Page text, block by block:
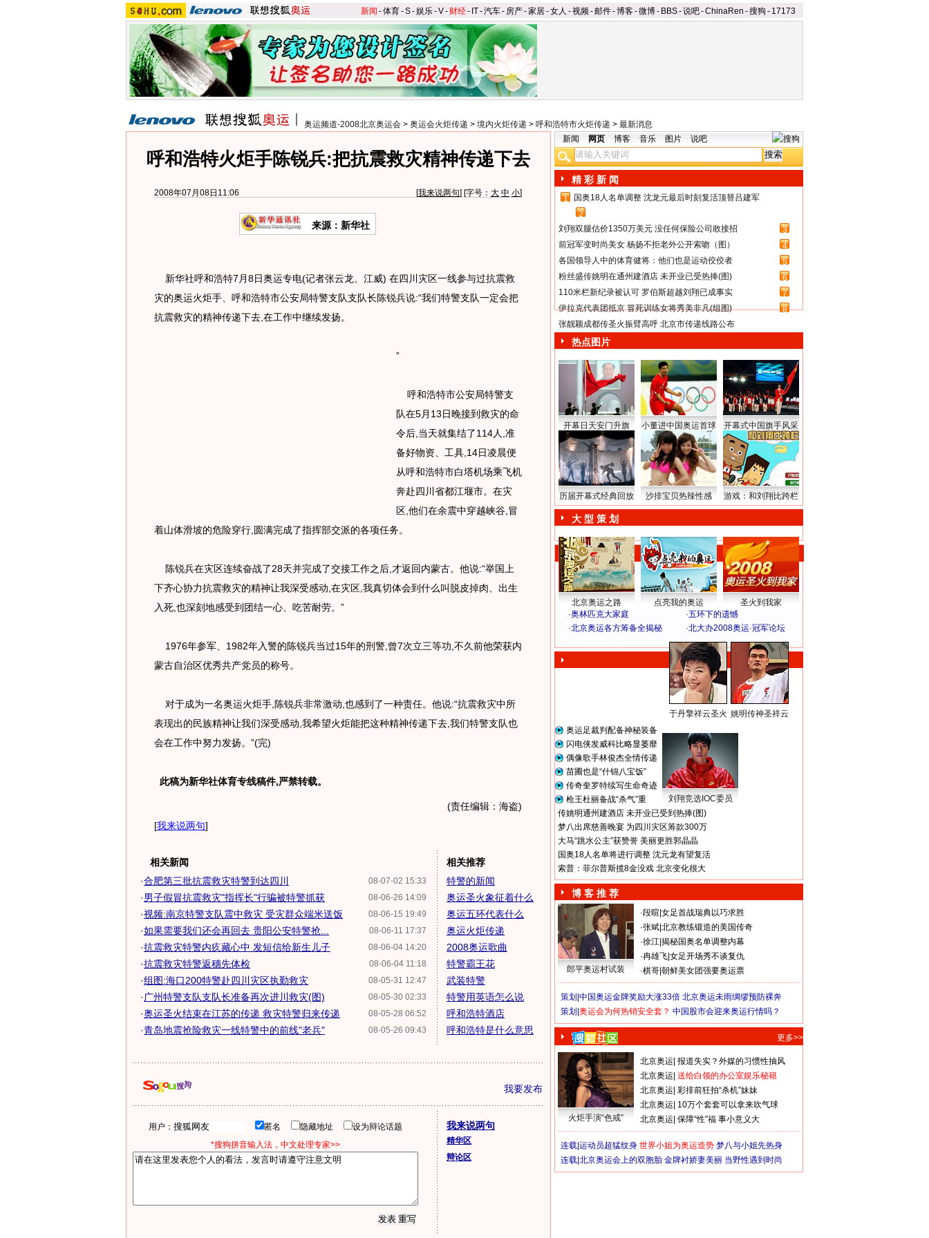
新闻 -体育-S-娱乐-V- 财经- IT-汽车- 房产-家居-女人 -视频-邮件-博客-微博- BBS-说吧-ChinaRen -搜狗 - 17173
奥运频道-2008北京奥运会 > 奥运会火炬传递 > 境内火炬传递 > 呼和浩特市火炬传递 > 最新消息
呼和浩特火炬手陈锐兵:把抗震救灾精神传递下去
2008年07月08日11:06 [我来说两句] [字号： 大 中 小]
来源：新华社
新华社呼和浩特7月8日奥运专电(记者张云龙、江威) 在四川灾区一线参与过抗震救
灾的奥运火炬手、呼和浩特市公安局特警支队支队长陈锐兵说:“我们特警支队一定会把
抗震救灾的精神传递下去,在工作中继续发扬。
”
呼和浩特市公安局特警支
队在5月13日晚接到救灾的命
令后,当天就集结了114人,准
备好物资、工具,14日凌晨便
从呼和浩特市白塔机场乘飞机
奔赴四川省都江堰市。在灾
区,他们在余震中穿越峡谷,冒
着山体滑坡的危险穿行,圆满完成了指挥部交派的各项任务。
陈锐兵在灾区连续奋战了28天并完成了交接工作之后,才返回内蒙古。他说:“举国上
下齐心协力抗震救灾的精神让我深受感动,在灾区,我真切体会到什么叫脱皮掉肉、出生
入死,也深刻地感受到团结一心、吃苦耐劳。”
1976年参军、1982年入警的陈锐兵当过15年的刑警,曾7次立三等功,不久前他荣获内
蒙古自治区优秀共产党员的称号。
对于成为一名奥运火炬手,陈锐兵非常激动,也感到了一种责任。他说:“抗震救灾中所
表现出的民族精神让我们深受感动,我希望火炬能把这种精神传递下去,我们特警支队也
会在工作中努力发扬。”(完)
此稿为新华社体育专线稿件,严禁转载。
(责任编辑：海盗)
[我来说两句]
相关新闻
08-07-02 15:33
·合肥第三批抗震救灾特警到达四川
08-06-26 14:09
·男子假冒抗震救灾"指挥长"行骗被特警抓获
08-06-15 19:49
·视频:南京特警支队震中救灾 受灾群众端米送饭
08-06-11 17:37
·如果需要我们还会再回去 贵阳公安特警抢...
08-06-04 14:20
·抗震救灾特警内疚藏心中 发短信给新生儿子
08-06-04 11:18
·抗震救灾特警返穗先体检
08-05-31 12:47
·组图:海口200特警赴四川灾区执勤救灾
08-05-30 02:33
· 广州特警支队支队长准备再次进川救灾(图)
08-05-28 06:52
·奥运圣火结束在江苏的传递 救灾特警归来传递
08-05-26 09:43
·青岛地震抢险救灾一线特警中的前线"老兵"
相关推荐
特警的新闻
奥运圣火象征着什么
奥运五环代表什么
奥运火炬传递
2008奥运歌曲
特警霸王花
武装特警
特警用英语怎么说
呼和浩特酒店
呼和浩特是什么意思
我要发布
用户： 匿名 隐藏地址
设为辩论话题
*搜狗拼音输入法，中文处理专家>>
我来说两句
精华区
辩论区
新闻 网页 博客 音乐 图片 说吧
精 彩 新 闻
1
国奥18人名单调整 沈龙元最后时刻复活顶替吕建军
2
刘翔双腿估价1350万美元 没任何保险公司敢接招
3
前冠军变时尚美女 杨扬不拒老外公开索吻（图）
4
各国领导人中的体育健将：他们也是运动佼佼者
5
粉丝盛传姚明在通州建酒店 未开业已受热捧(图)
6
110米栏新纪录被认可 罗伯斯超越刘翔已成事实
7
伊拉克代表团抵京 冒死训练女将秀美非凡(组图)
8
张靓颖成都传圣火振臂高呼 北京市传递线路公布
热点图片
开幕日天安门升旗 小董进中国奥运首球 开幕式中国旗手风采
历届开幕式经典回放 沙排宝贝热辣性感 游戏：和刘翔比跨栏
大 型 策 划
北京奥运之路 点亮我的奥运
圣火到我家
·奥林匹克大家庭 ·五环下的遗憾
·北京奥运各方筹备全揭秘 ·北大办2008奥运·冠军论坛
于丹擎祥云圣火 姚明传神圣祥云
奥运足裁判配备神秘装备
闪电侠发威科比略显萎靡
偶像歌手林俊杰全情传递
苗圃也是“什锦八宝饭”
传奇奎罗特续写生命奇迹
枪王杜丽备战“杀气”重
刘翔竞选IOC委员
传姚明通州建酒店 未开业已受到热捧(图)
梦八出席慈善晚宴 为四川灾区筹款300万
大马“跳水公主”获赞誉 美丽更胜郭晶晶
国奥18人名单将进行调整 沈元龙有望复活
索普：菲尔普斯揽8金没戏 北京变化很大
博 客 推 荐
郎平奥运村试装
·段暄 女足首战瑞典以巧求胜
·张斌 北京教练锻造的美国传奇
·徐江 揭秘国奥名单调整内幕
·冉雄飞 女足开场秀不谈复仇
·棋哥 朝鲜美女团强要奥运票
策划| 中国奥运金牌奖励大涨33倍 北京奥运未雨绸缪预防裸奔
策划| 奥运会为何热销安全套？ 中国股市会迎来奥运行情吗？
更多>>
火炬手演“色戒”
北京奥运 报道失实？外媒的习惯性抽风
北京奥运 送给白领的办公室娱乐秘籍
北京奥运 彩排前狂拍“杀机”妹妹
北京奥运 10万个套套可以拿来吹气球
北京奥运 保障“性”福 事小意义大
连载| 运动员超猛纹身 世界小姐为奥运造势 梦八与小姐先热身
连载| 北京奥运会上的双胞胎 金牌衬娇妻美丽 当野性遇到时尚